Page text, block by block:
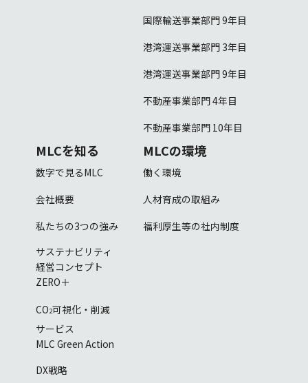
国際輸送事業部門 9年目
港湾運送事業部門 3年目
港湾運送事業部門 9年目
不動産事業部門 4年目
不動産事業部門 10年目
MLCを知る
数字で見るMLC
会社概要
私たちの3つの強み
サステナビリティ
経営コンセプト
ZERO＋
CO2可視化・削減
サービス
MLC Green Action
DX戦略
MLCの環境
働く環境
人材育成の取組み
福利厚生等の社内制度